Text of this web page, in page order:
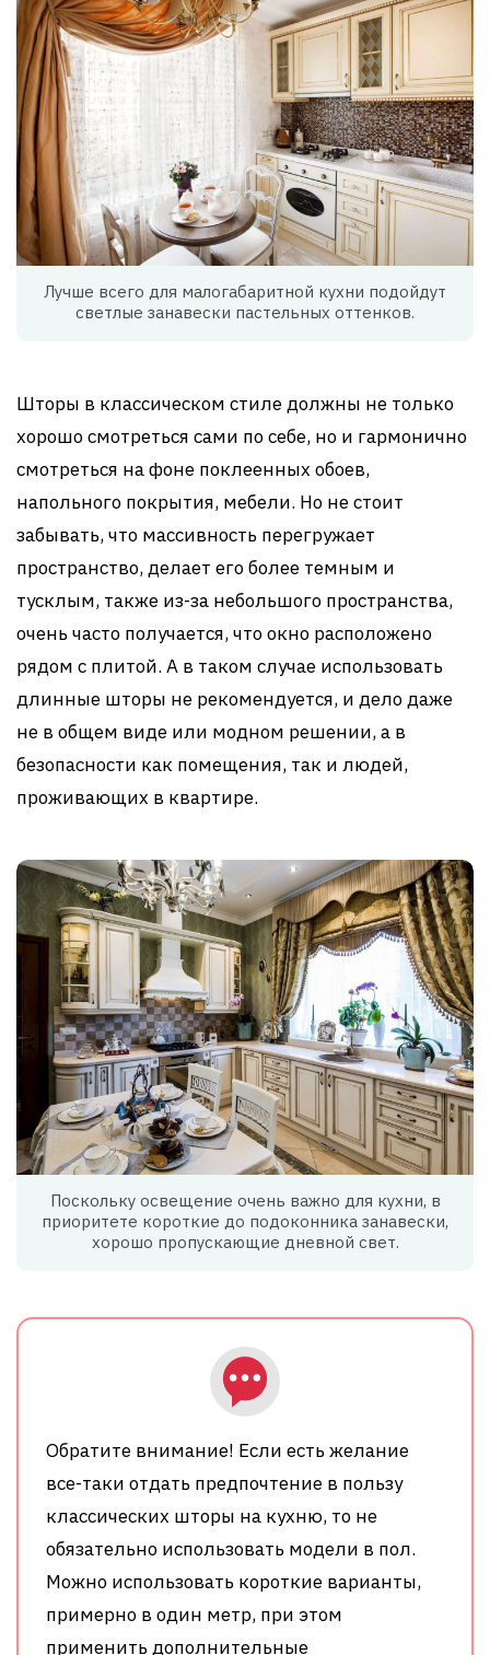
Лучше всего для малогабаритной кухни подойдут
светлые занавески пастельных оттенков.
Шторы в классическом стиле должны не только
хорошо смотреться сами по себе, но и гармонично
смотреться на фоне поклеенных обоев,
напольного покрытия, мебели. Но не стоит
забывать, что массивность перегружает
пространство, делает его более темным и
тусклым, также из-за небольшого пространства,
очень часто получается, что окно расположено
рядом с плитой. А в таком случае использовать
длинные шторы не рекомендуется, и дело даже
не в общем виде или модном решении, а в
безопасности как помещения, так и людей,
проживающих в квартире.
Поскольку освещение очень важно для кухни, в
приоритете короткие до подоконника занавески,
хорошо пропускающие дневной свет.
Обратите внимание! Если есть желание
все-таки отдать предпочтение в пользу
классических шторы на кухню, то не
обязательно использовать модели в пол.
Можно использовать короткие варианты,
примерно в один метр, при этом
применить дополнительные